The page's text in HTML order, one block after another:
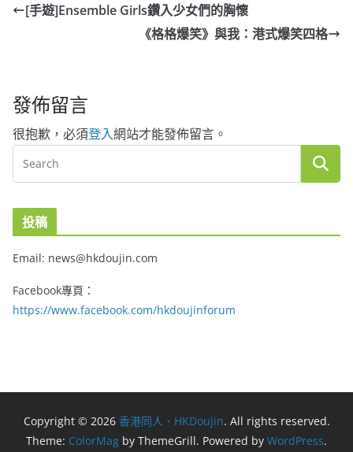
[手遊]Ensemble Girls鑽入少女們的胸懷
《格格爆笑》與我：港式爆笑四格
發佈留言
很抱歉，必須登入網站才能發佈留言。
投稿
Email: news@hkdoujin.com
Facebook專頁：
https://www.facebook.com/hkdoujinforum
Copyright © 2026 香港同人．HKDoujin. All rights reserved.
Theme: ColorMag by ThemeGrill. Powered by WordPress.